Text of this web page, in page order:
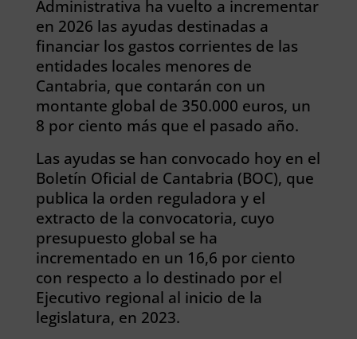
Administrativa ha vuelto a incrementar
en 2026 las ayudas destinadas a
financiar los gastos corrientes de las
entidades locales menores de
Cantabria, que contarán con un
montante global de 350.000 euros, un
8 por ciento más que el pasado año.
Las ayudas se han convocado hoy en el
Boletín Oficial de Cantabria (BOC), que
publica la orden reguladora y el
extracto de la convocatoria, cuyo
presupuesto global se ha
incrementado en un 16,6 por ciento
con respecto a lo destinado por el
Ejecutivo regional al inicio de la
legislatura, en 2023.